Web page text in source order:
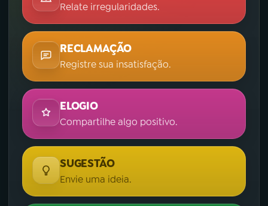
Relate irregularidades.
RECLAMAÇÃO
Registre sua insatisfação.
ELOGIO
Compartilhe algo positivo.
SUGESTÃO
Envie uma ideia.